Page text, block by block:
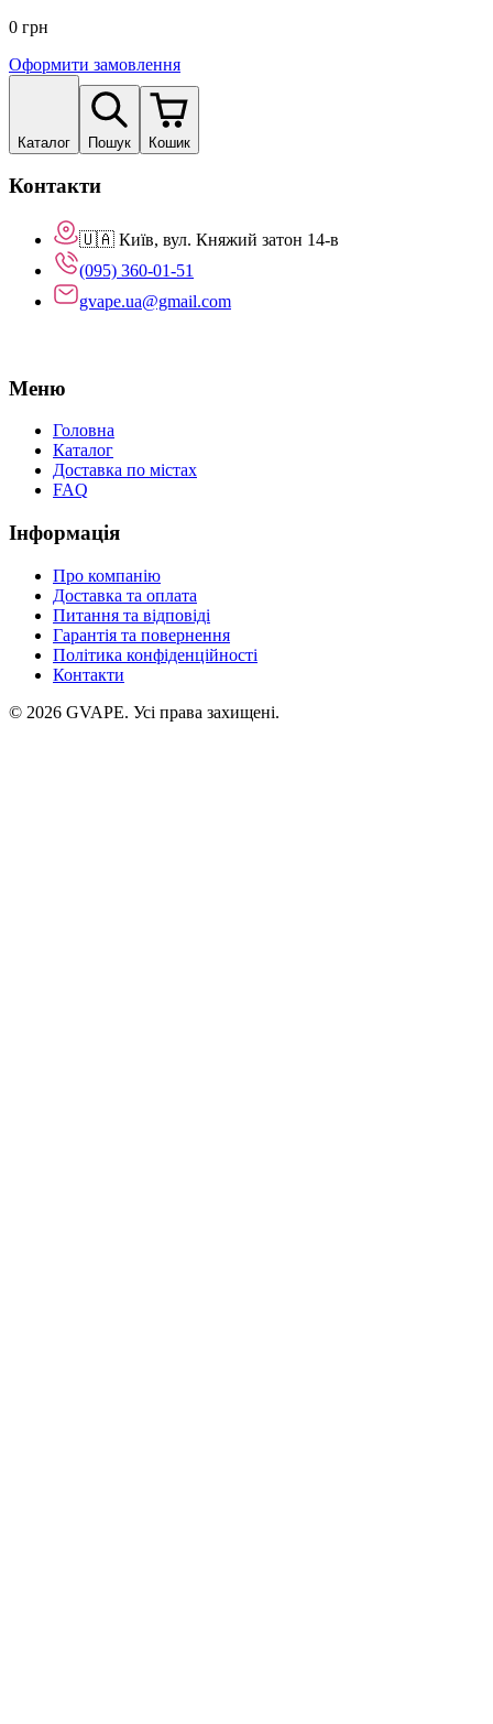
0 грн
Оформити замовлення
Каталог Пошук Кошик
Контакти
🇺🇦 Київ, вул. Княжий затон 14-в
(095) 360-01-51
gvape.ua@gmail.com
Меню
Головна
Каталог
Доставка по містах
FAQ
Інформація
Про компанію
Доставка та оплата
Питання та відповіді
Гарантія та повернення
Політика конфіденційності
Контакти
© 2026 GVAPE. Усі права захищені.